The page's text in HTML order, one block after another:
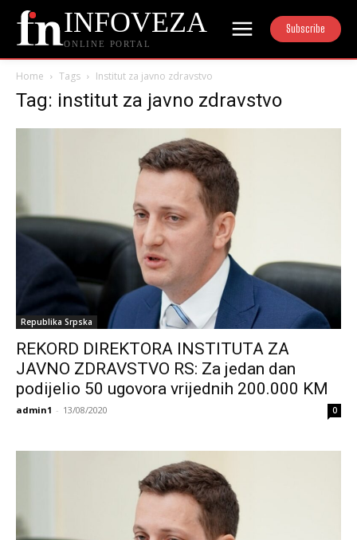
INFOVEZA
ONLINE PORTAL
Subscribe
Home Tags Institut za javno zdravstvo
Tag: institut za javno zdravstvo
Republika Srpska
REKORD DIREKTORA INSTITUTA ZA
JAVNO ZDRAVSTVO RS: Za jedan dan
podijelio 50 ugovora vrijednih 200.000 KM
admin1 - 13/08/2020 0